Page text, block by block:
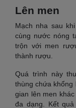
Lên men
Mạch nha sau
cùng nước nóng
trộn với men
thành rượu.
Quá trình này
thùng chứa khổng
gian lên men
đa dạng. Kết